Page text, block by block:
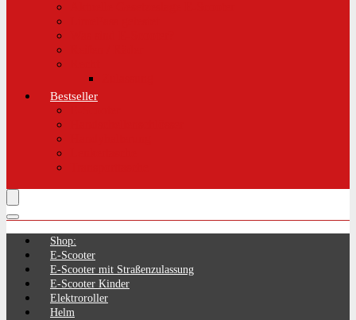
Bestseller
Shop:
E-Scooter
E-Scooter mit Straßenzulassung
E-Scooter Kinder
Elektroroller
Helm